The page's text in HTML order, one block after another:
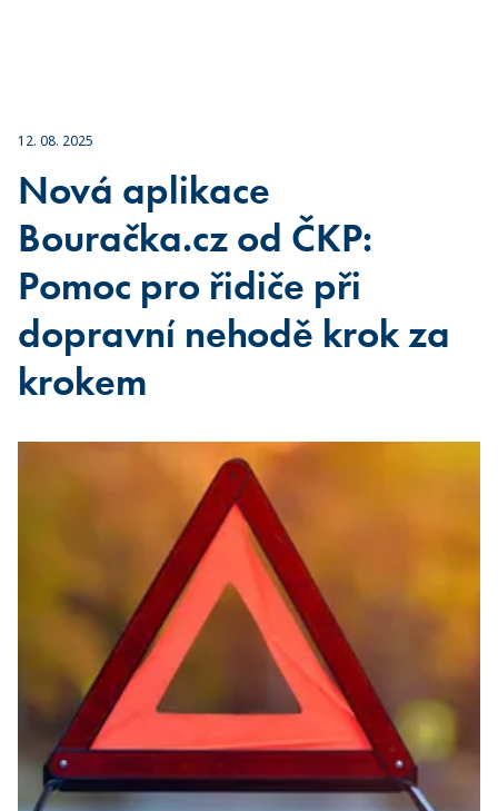
12. 08. 2025
Nová aplikace
Bouračka.cz od ČKP:
Pomoc pro řidiče při
dopravní nehodě krok za
krokem